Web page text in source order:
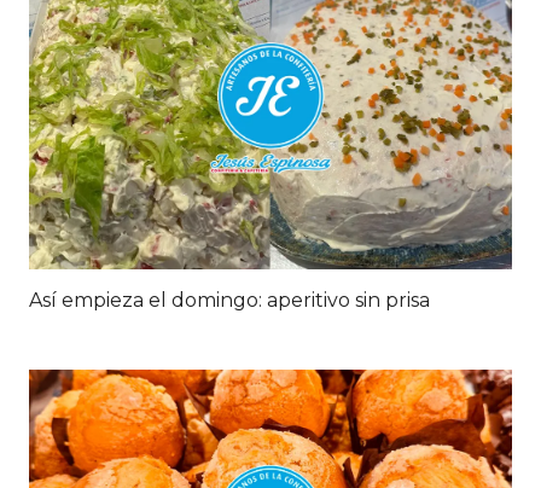
Así empieza el domingo: aperitivo sin prisa